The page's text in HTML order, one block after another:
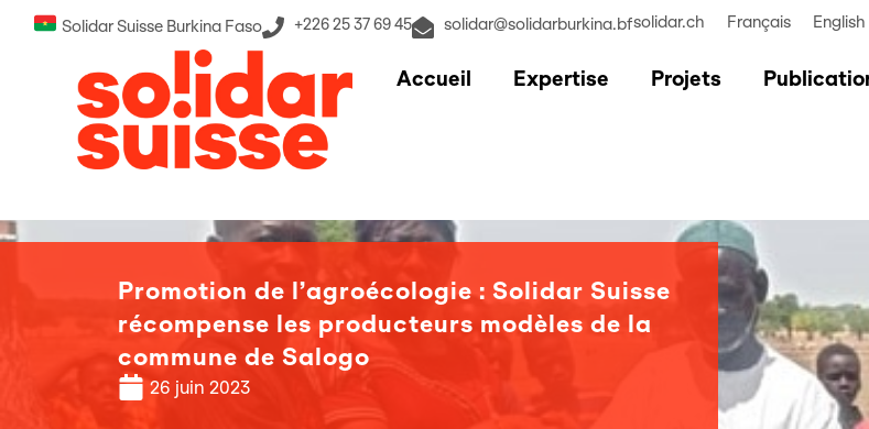
Solidar Suisse Burkina Faso +226 25 37 69 45 solidar@solidarburkina.bfsolidar.ch Français English
Accueil Expertise Projets
Promotion de l’agroécologie : Solidar Suisse
récompense les producteurs modèles de la
commune de Salogo
26 juin 2023